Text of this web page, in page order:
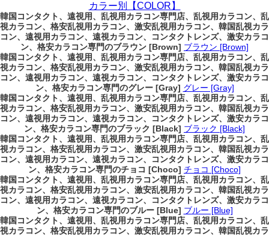
カラー別【COLOR】
韓国コンタクト、遠視用、乱視用カラコン専門店、乱視用カラコン、乱
視カラコン、格安乱視用カラコン、激安乱視用カラコン、韓国乱視カラ
コン、遠視用カラコン、遠視カラコン、コンタクトレンズ、激安カラコ
ン、格安カラコン専門のブラウン [Brown] ブラウン [Brown]
韓国コンタクト、遠視用、乱視用カラコン専門店、乱視用カラコン、乱
視カラコン、格安乱視用カラコン、激安乱視用カラコン、韓国乱視カラ
コン、遠視用カラコン、遠視カラコン、コンタクトレンズ、激安カラコ
ン、格安カラコン専門のグレー [Gray] グレー [Gray]
韓国コンタクト、遠視用、乱視用カラコン専門店、乱視用カラコン、乱
視カラコン、格安乱視用カラコン、激安乱視用カラコン、韓国乱視カラ
コン、遠視用カラコン、遠視カラコン、コンタクトレンズ、激安カラコ
ン、格安カラコン専門のブラック [Black] ブラック [Black]
韓国コンタクト、遠視用、乱視用カラコン専門店、乱視用カラコン、乱
視カラコン、格安乱視用カラコン、激安乱視用カラコン、韓国乱視カラ
コン、遠視用カラコン、遠視カラコン、コンタクトレンズ、激安カラコ
ン、格安カラコン専門のチョコ [Choco] チョコ [Choco]
韓国コンタクト、遠視用、乱視用カラコン専門店、乱視用カラコン、乱
視カラコン、格安乱視用カラコン、激安乱視用カラコン、韓国乱視カラ
コン、遠視用カラコン、遠視カラコン、コンタクトレンズ、激安カラコ
ン、格安カラコン専門のブルー [Blue] ブルー [Blue]
韓国コンタクト、遠視用、乱視用カラコン専門店、乱視用カラコン、乱
視カラコン、格安乱視用カラコン、激安乱視用カラコン、韓国乱視カラ